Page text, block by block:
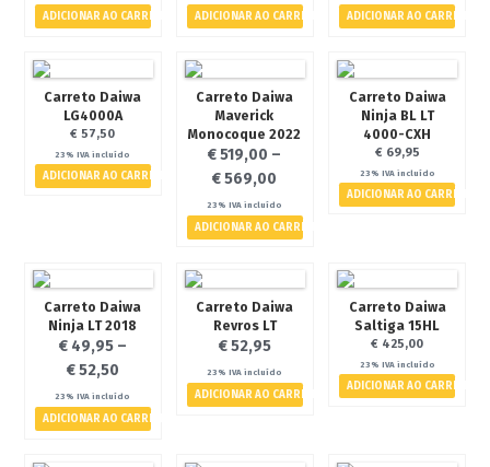
ADICIONAR AO CARRINHO ADICIONAR AO CARRINHO ADICIONAR AO CARRINHO
Carreto Daiwa
LG4000A
€ 57,50
23% IVA incluído
ADICIONAR AO CARRINHO
Carreto Daiwa
Maverick
Monocoque 2022
€519,00 –
€569,00
23% IVA incluído
ADICIONAR AO CARRINHO
Carreto Daiwa
Ninja BL LT
4000-CXH
€69,95
23% IVA incluído
ADICIONAR AO CARRINHO
Carreto Daiwa
Ninja LT 2018
€49,95–
€52,50
23% IVA incluído
ADICIONAR AO CARRINHO
Carreto Daiwa
Revros LT
€52,95
23% IVA incluído
ADICIONAR AO CARRINHO
Carreto Daiwa
Saltiga 15HL
€ 425,00
23% IVA incluído
ADICIONAR AO CARRINHO
- Canas
A Pescávado
Contactos
Termos e Condições
Notícias
Eventos
€ 0,00 0 artigos